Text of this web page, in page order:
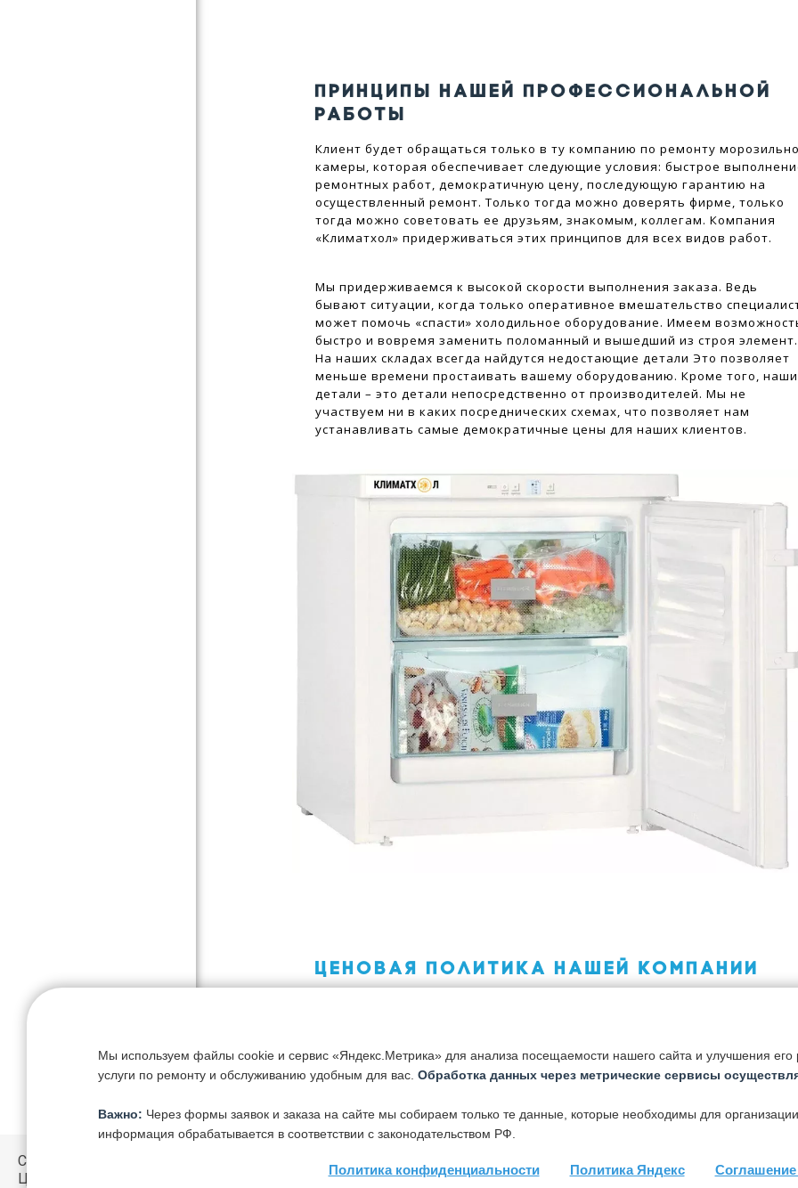
СЕРВИСНЫЙ
ЦЕНТР
ПРИНЦИПЫ НАШЕЙ ПРОФЕССИОНАЛЬНОЙ
РАБОТЫ
Клиент будет обращаться только в ту компанию по ремонту
камеры, которая обеспечивает следующие условия: быстрое
ремонтных работ, демократичную цену, последующую гарантию на
осуществленный ремонт. Только тогда можно доверять фирме, только
тогда можно советовать ее друзьям, знакомым, коллегам. Компания
«Климатхол» придерживаться этих принципов для всех видов работ.
Мы придерживаемся к высокой скорости выполнения заказа. Ведь
бывают ситуации, когда только оперативное вмешательство
может помочь «спасти» холодильное оборудование. Имеем
быстро и вовремя заменить поломанный и вышедший из строя элемент.
На наших складах всегда найдутся недостающие детали Это позволяет
меньше времени простаивать вашему оборудованию. Кроме того, наши
детали – это детали непосредственно от производителей. Мы не
участвуем ни в каких посреднических схемах, что позволяет нам
устанавливать самые демократичные цены для наших клиентов.
ЦЕНОВАЯ ПОЛИТИКА НАШЕЙ КОМПАНИИ
ремонта материалов.
ГАРАНТИЯ ВЫПОЛНЯЕМЫХ РАБОТ
Конечно, это самый серьезный пункт и самый серьезный принцип
деятельности. Очень сложно довериться компании по ремонту
холодильных камер, витрин, шкафов и других агрегатов просто на
Мы используем файлы cookie и сервис «Яндекс.Метрика» для анализа посещаемости нашего сайта и улучшения его
услуги по ремонту и обслуживанию удобным для вас. Обработка данных через метрические сервисы
Важно: Через формы заявок и заказа на сайте мы собираем только те данные, которые необходимы для
информация обрабатывается в соответствии с законодательством РФ.
Политика конфиденциальности Политика Яндекс